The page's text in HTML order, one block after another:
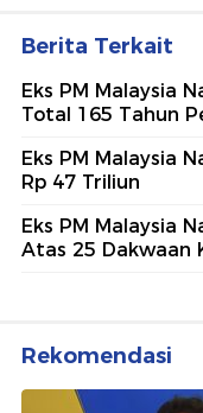
Berita Terkait
Eks PM Malaysia
Total 165 Tahun
Eks PM Malaysia
Rp 47 Triliun
Eks PM Malaysia
Atas 25 Dakwaan
Rekomendasi